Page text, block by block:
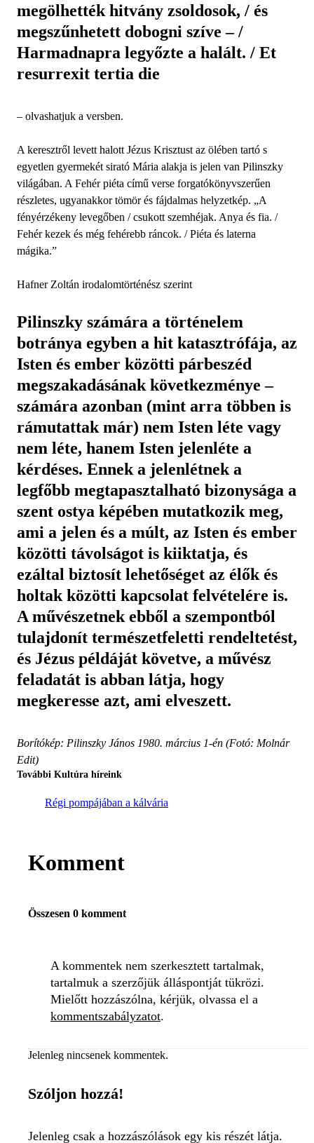
megölhették hitvány zsoldosok, / és
megszűnhetett dobogni szíve – /
Harmadnapra legyőzte a halált. / Et
resurrexit tertia die
– olvashatjuk a versben.
A keresztről levett halott Jézus Krisztust az ölében tartó s
egyetlen gyermekét sirató Mária alakja is jelen van Pilinszky
világában. A Fehér piéta című verse forgatókönyvszerűen
részletes, ugyanakkor tömör és fájdalmas helyzetkép. „A
fényérzékeny levegőben / csukott szemhéjak. Anya és fia. /
Fehér kezek és még fehérebb ráncok. / Piéta és laterna
mágika.”
Hafner Zoltán irodalomtörténész szerint
Pilinszky számára a történelem
botránya egyben a hit katasztrófája, az
Isten és ember közötti párbeszéd
megszakadásának következménye –
számára azonban (mint arra többen is
rámutattak már) nem Isten léte vagy
nem léte, hanem Isten jelenléte a
kérdéses. Ennek a jelenlétnek a
legfőbb megtapasztalható bizonysága a
szent ostya képében mutatkozik meg,
ami a jelen és a múlt, az Isten és ember
közötti távolságot is kiiktatja, és
ezáltal biztosít lehetőséget az élők és
holtak közötti kapcsolat felvételére is.
A művészetnek ebből a szempontból
tulajdonít természetfeletti rendeltetést,
és Jézus példáját követve, a művész
feladatát is abban látja, hogy
megkeresse azt, ami elveszett.
Borítókép: Pilinszky János 1980. március 1-én (Fotó: Molnár
Edit)
További Kultúra híreink
Régi pompájában a kálvária
Komment
Összesen 0 komment
A kommentek nem szerkesztett tartalmak,
tartalmuk a szerzőjük álláspontját tükrözi.
Mielőtt hozzászólna, kérjük, olvassa el a
kommentszabályzatot.
Jelenleg nincsenek kommentek.
Szóljon hozzá!
Jelenleg csak a hozzászólások egy kis részét látja.